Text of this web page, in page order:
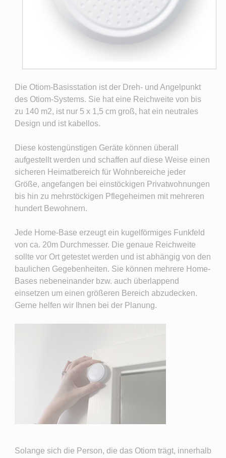
Die Otiom-Basisstation ist der Dreh- und Angelpunkt
des Otiom-Systems. Sie hat eine Reichweite von bis
zu 140 m2, ist nur 5 x 1,5 cm groß, hat ein neutrales
Design und ist kabellos.
Diese kostengünstigen Geräte können überall
aufgestellt werden und schaffen auf diese Weise einen
sicheren Heimatbereich für Wohnbereiche jeder
Größe, angefangen bei einstöckigen Privatwohnungen
bis hin zu mehrstöckigen Pflegeheimen mit mehreren
hundert Bewohnern.
Jede Home-Base erzeugt ein kugelförmiges Funkfeld
von ca. 20m Durchmesser. Die genaue Reichweite
sollte vor Ort getestet werden und ist abhängig von den
baulichen Gegebenheiten. Sie können mehrere Home-
Bases nebeneinander bzw. auch überlappend
einsetzen um einen größeren Bereich abzudecken.
Gerne helfen wir Ihnen bei der Planung.
Solange sich die Person, die das Otiom trägt, innerhalb